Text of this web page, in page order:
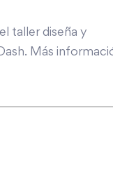
taller diseña y
Más